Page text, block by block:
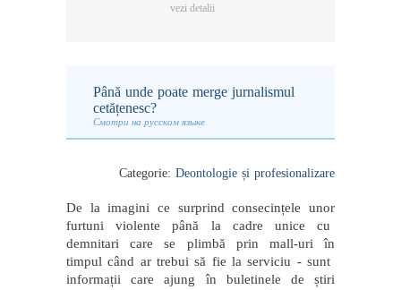
vezi detalii
Până unde poate merge jurnalismul
cetățenesc?
Смотри на русском языке
Categorie: Deontologie și profesionalizare
De la imagini ce surprind consecințele unor
furtuni violente până la cadre unice cu
demnitari care se plimbă prin mall-uri în
timpul când ar trebui să fie la serviciu - sunt
informații care ajung în buletinele de știri